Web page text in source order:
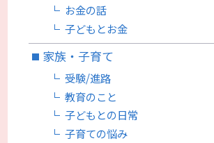
お金の話
子どもとお金
家族・子育て
受験/進路
教育のこと
子どもとの日常
子育ての悩み